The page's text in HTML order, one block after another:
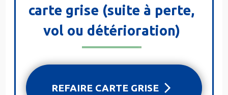
carte grise (suite à perte,
vol ou détérioration)
REFAIRE CARTE GRISE